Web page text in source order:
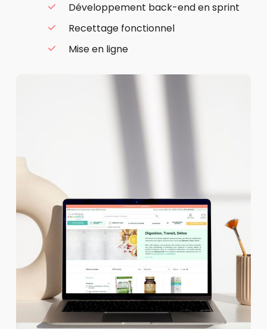
Développement back-end en sprint
Recettage fonctionnel
Mise en ligne